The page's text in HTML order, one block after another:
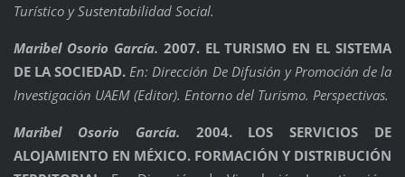
Turístico y Sustentabilidad Social.
Maribel Osorio García. 2007. EL TURISMO EN EL SISTEMA
DE LA SOCIEDAD. En: Dirección De Difusión y Promoción de la
Investigación UAEM (Editor). Entorno del Turismo. Perspectivas.
Maribel Osorio García. 2004. LOS SERVICIOS DE
ALOJAMIENTO EN MÉXICO. FORMACIÓN Y DISTRIBUCIÓN